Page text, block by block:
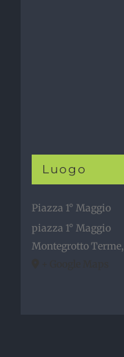
Luogo
Piazza 1° Maggio
piazza 1° Maggio
Montegrotto Terme,